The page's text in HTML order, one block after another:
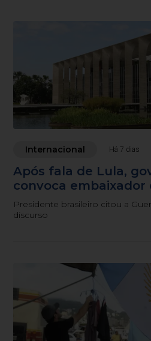
Internacional Há 7 dias
Após fala de Lula,
convoca embaixador
Presidente brasileiro citou a
discurso